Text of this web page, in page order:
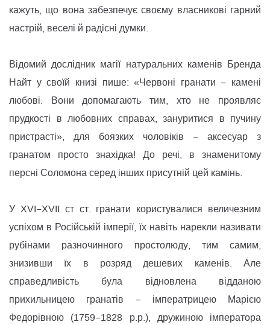
кажуть, що вона забезпечує своєму власникові гарний
настрій, веселі й радісні думки.
Відомий дослідник магії натуральних каменів Бренда
Найт у своїй книзі пише: «Червоні гранати − камені
любові. Вони допомагають тим, хто не проявляє
прудкості в любовних справах, зануритися в пучину
пристрасті», для боязких чоловіків − аксесуар з
гранатом просто знахідка! До речі, в знаменитому
персні Соломона серед інших присутній цей камінь.
У XVI−XVII ст ст. гранати користувалися величезним
успіхом в Російській імперії, їх навіть нарекли називати
рубінами разночинного простолюду, тим самим,
знизивши їх в розряд дешевих каменів. Але
справедливість була відновлена відданою
прихильницею гранатів − імператрицею Марією
Федорівною (1759−1828 р.р.), дружиною імператора